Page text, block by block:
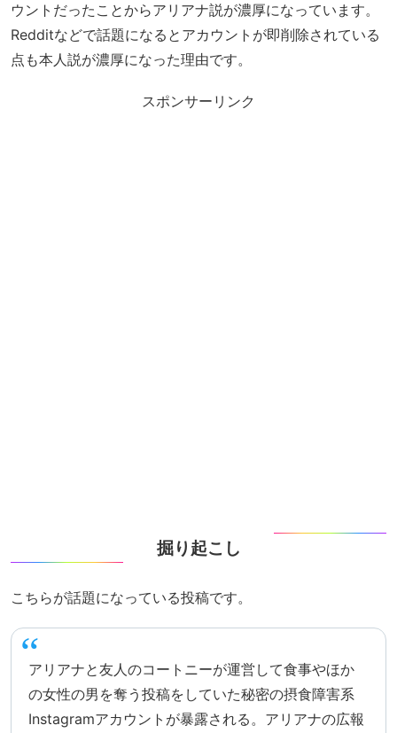
ウントだったことからアリアナ説が濃厚になっています。
Redditなどで話題になるとアカウントが即削除されている
点も本人説が濃厚になった理由です。
スポンサーリンク
掘り起こし
こちらが話題になっている投稿です。
アリアナと友人のコートニーが運営して食事やほか
の女性の男を奪う投稿をしていた秘密の摂食障害系
Instagramアカウントが暴露される。アリアナの広報